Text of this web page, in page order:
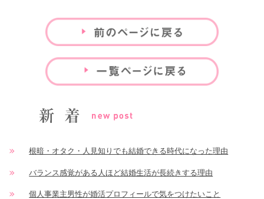
根暗・オタク・人見知りでも結婚できる時代になった理由
バランス感覚がある人ほど結婚生活が長続きする理由
個人事業主男性が婚活プロフィールで気をつけたいこと